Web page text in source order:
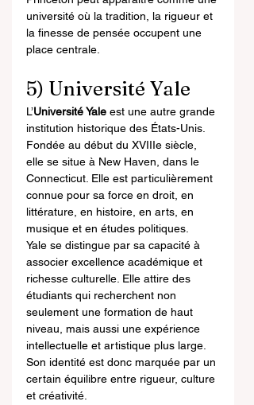
université où la tradition, la rigueur et
la finesse de pensée occupent une
place centrale.
5) Université Yale
L’Université Yale est une autre grande
institution historique des États-Unis.
Fondée au début du XVIIIe siècle,
elle se situe à New Haven, dans le
Connecticut. Elle est particulièrement
connue pour sa force en droit, en
littérature, en histoire, en arts, en
musique et en études politiques.
Yale se distingue par sa capacité à
associer excellence académique et
richesse culturelle. Elle attire des
étudiants qui recherchent non
seulement une formation de haut
niveau, mais aussi une expérience
intellectuelle et artistique plus large.
Son identité est donc marquée par un
certain équilibre entre rigueur, culture
et créativité.